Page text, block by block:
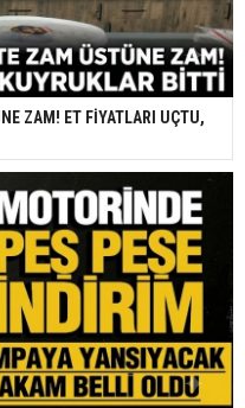
ZAM! ET FİYATLARI UÇTU,